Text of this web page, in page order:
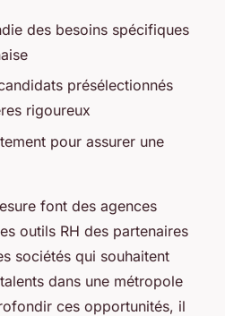
des besoins spécifiques
présélectionnés
rigoureux
pour assurer une
font des agences
outils RH des partenaires
sociétés qui souhaitent
dans une métropole
ces opportunités, il